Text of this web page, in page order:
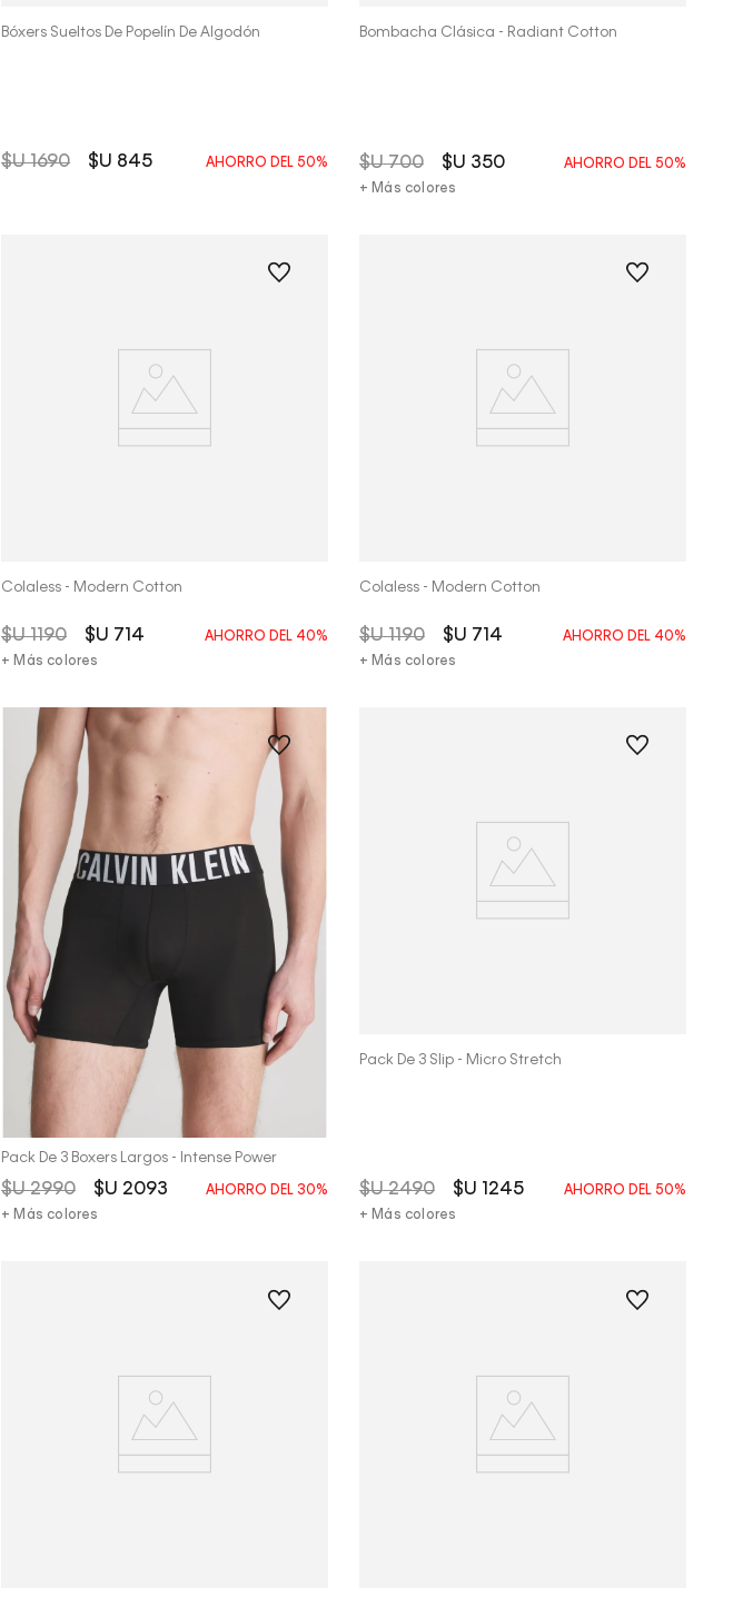
Bóxers Sueltos De Popelín De Algodón
$U 1690 $U 845 AHORRO DEL 50%
Bombacha Clásica - Radiant Cotton
$U 700 $U 350 AHORRO DEL 50%
+ Más colores
Colaless - Modern Cotton
$U 1190 $U 714 AHORRO DEL 40%
+ Más colores
Colaless - Modern Cotton
$U 1190 $U 714 AHORRO DEL 40%
+ Más colores
Vista Rápida
Pack De 3 Boxers Largos - Intense Power
$U 2990 $U 2093 AHORRO DEL 30%
+ Más colores
Pack De 3 Slip - Micro Stretch
$U 2490 $U 1245 AHORRO DEL 50%
+ Más colores